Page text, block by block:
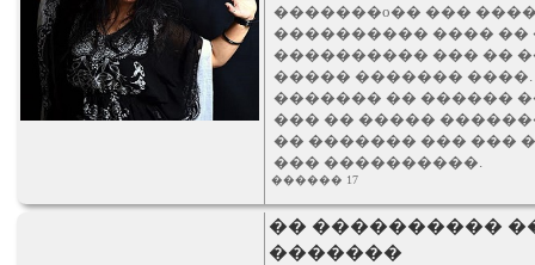
�������o�� ���
���������� ���� ��
���������� ��� ��
����� �������
������� �� ������
��� �� �����
�� ������� ��� ���
��� ����������.
������ 17
�� ����������
�������